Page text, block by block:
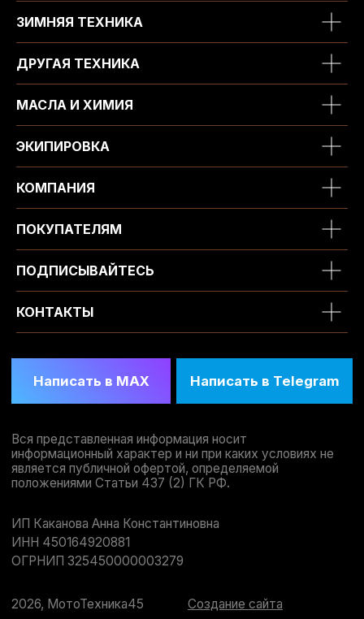
ЗИМНЯЯ ТЕХНИКА
ДРУГАЯ ТЕХНИКА
МАСЛА И ХИМИЯ
ЭКИПИРОВКА
КОМПАНИЯ
ПОКУПАТЕЛЯМ
ПОДПИСЫВАЙТЕСЬ
КОНТАКТЫ